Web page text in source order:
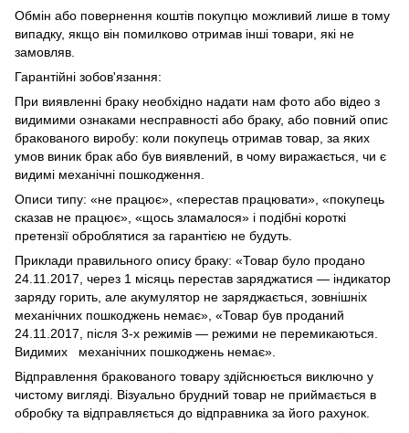
Обмін або повернення коштів покупцю можливий лише в тому
випадку, якщо він помилково отримав інші товари, які не
замовляв.
Гарантійні зобов'язання:
При виявленні браку необхідно надати нам фото або відео з
видимими ознаками несправності або браку, або повний опис
бракованого виробу: коли покупець отримав товар, за яких
умов виник брак або був виявлений, в чому виражається, чи є
видимі механічні пошкодження.
Описи типу: «не працює», «перестав працювати», «покупець
сказав не працює», «щось зламалося» і подібні короткі
претензії оброблятися за гарантією не будуть.
Приклади правильного опису браку: «Товар було продано
24.11.2017, через 1 місяць перестав заряджатися — індикатор
заряду горить, але акумулятор не заряджається, зовнішніх
механічних пошкоджень немає», «Товар був проданий
24.11.2017, після 3-х режимів — режими не перемикаються.
Видимих механічних пошкоджень немає».
Відправлення бракованого товару здійснюється виключно у
чистому вигляді. Візуально брудний товар не приймається в
обробку та відправляється до відправника за його рахунок.